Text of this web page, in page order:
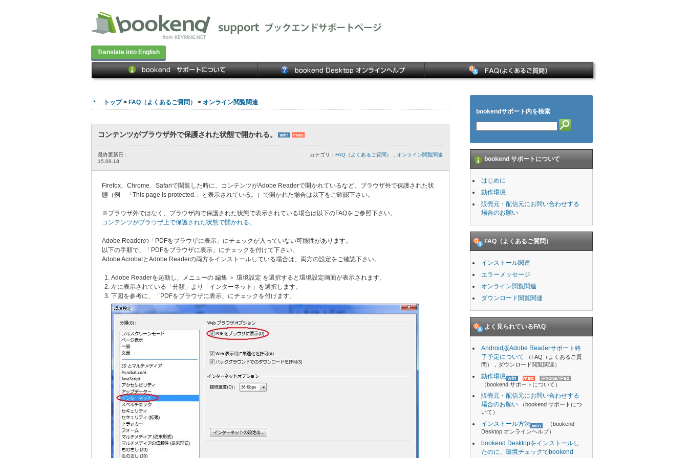
Translate into English
トップ> FAQ（よくあるご質問） > オンライン閲覧関連
コンテンツがブラウザ外で保護された状態で開かれる。
最終更新日：
15.09.18
カテゴリ： FAQ（よくあるご質問） オンライン閲覧関連
Firefox、Chrome、Safariで閲覧した時に、コンテンツがAdobe Readerで開かれているなど、ブラウザ外で保護された状
態（例 「This page is protected.」と表示されている。）で開かれた場合は以下をご確認下さい。
※ブラウザ外ではなく、ブラウザ内で保護された状態で表示されている場合は以下のFAQをご参照下さい。
コンテンツがブラウザ上で保護された状態で開かれる。
Adobe Readerの「PDFをブラウザに表示」にチェックが入っていない可能性があります。
以下の手順で、「PDFをブラウザに表示」にチェックを付けて下さい。
Adobe AcrobatとAdobe Readerの両方をインストールしている場合は、両方の設定をご確認下さい。
Adobe Readerを起動し、メニューの 編集 ＞ 環境設定 を選択すると環境設定画面が表示されます。
左に表示されている「分類」より「インターネット」を選択します。
下図を参考に、「PDFをブラウザに表示」にチェックを付けます。
bookendサポート内を検索
bookend サポートについて
はじめに
動作環境
販売元・配信元にお問い合わせする
場合のお願い
FAQ（よくあるご質問）
インストール関連
エラーメッセージ
オンライン閲覧関連
ダウンロード閲覧関連
よく見られているFAQ
Android版Adobe Readerサポート終
了予定について
（FAQ（よくあるご質
問），ダウンロード閲覧関連）
動作環境
（bookend サポートについて）
販売元・配信元にお問い合わせする
場合のお願い
（bookend サポートにつ
いて）
インストール方法
（bookend
Desktop オンラインヘルプ）
bookend Desktopをインストールし
たのに、環境チェックでbookend